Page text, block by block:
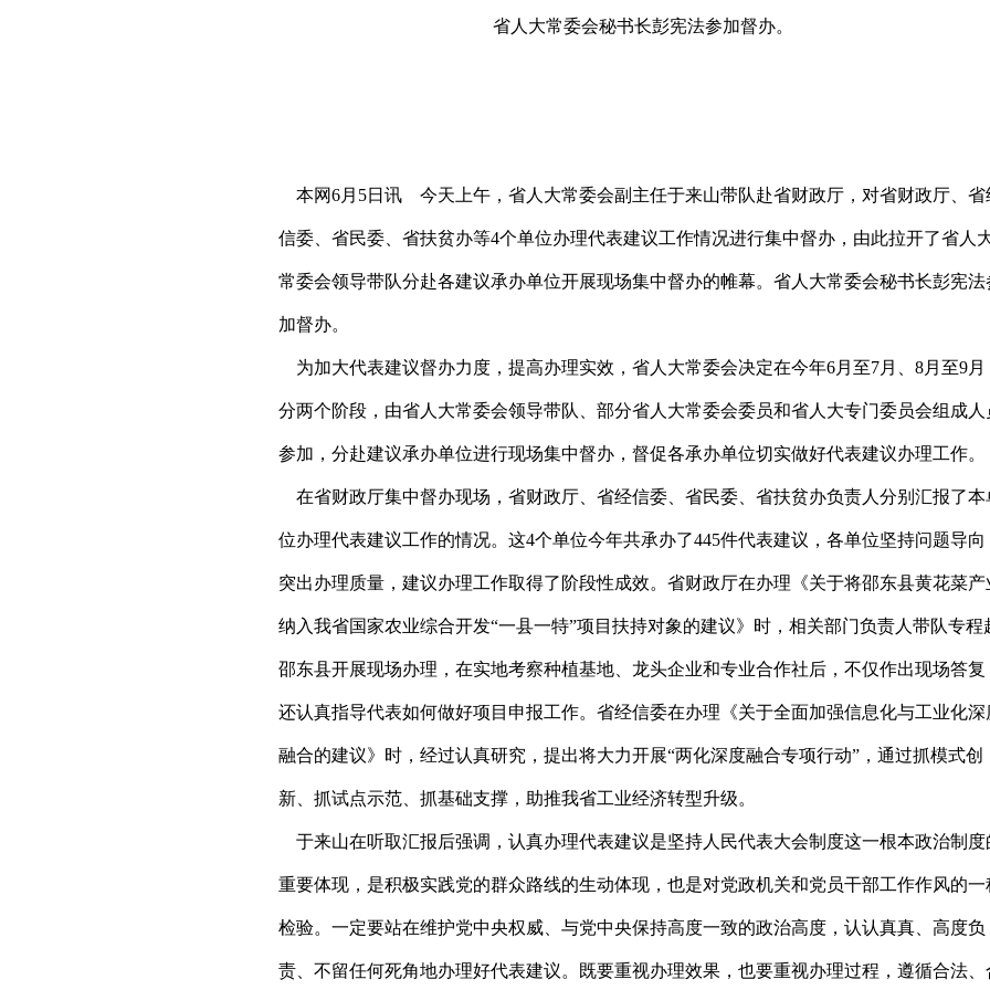
省人大常委会秘书长彭宪法参加督办。
本网6月5日讯 今天上午，省人大常委会副主任于来山带队赴省财政厅，对省财政厅、省
信委、省民委、省扶贫办等4个单位办理代表建议工作情况进行集中督办，由此拉开了省人
常委会领导带队分赴各建议承办单位开展现场集中督办的帷幕。省人大常委会秘书长彭宪法
加督办。
为加大代表建议督办力度，提高办理实效，省人大常委会决定在今年6月至7月、8月至9月
分两个阶段，由省人大常委会领导带队、部分省人大常委会委员和省人大专门委员会组成人
参加，分赴建议承办单位进行现场集中督办，督促各承办单位切实做好代表建议办理工作。
在省财政厅集中督办现场，省财政厅、省经信委、省民委、省扶贫办负责人分别汇报了本
位办理代表建议工作的情况。这4个单位今年共承办了445件代表建议，各单位坚持问题导向
突出办理质量，建议办理工作取得了阶段性成效。省财政厅在办理《关于将邵东县黄花菜产
纳入我省国家农业综合开发“一县一特”项目扶持对象的建议》时，相关部门负责人带队专程
邵东县开展现场办理，在实地考察种植基地、龙头企业和专业合作社后，不仅作出现场答复
还认真指导代表如何做好项目申报工作。省经信委在办理《关于全面加强信息化与工业化深
融合的建议》时，经过认真研究，提出将大力开展“两化深度融合专项行动”，通过抓模式创
新、抓试点示范、抓基础支撑，助推我省工业经济转型升级。
于来山在听取汇报后强调，认真办理代表建议是坚持人民代表大会制度这一根本政治制度
重要体现，是积极实践党的群众路线的生动体现，也是对党政机关和党员干部工作作风的一
检验。一定要站在维护党中央权威、与党中央保持高度一致的政治高度，认认真真、高度负
责、不留任何死角地办理好代表建议。既要重视办理效果，也要重视办理过程，遵循合法、